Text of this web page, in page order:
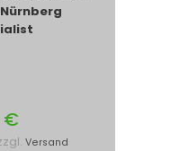
€
Versand